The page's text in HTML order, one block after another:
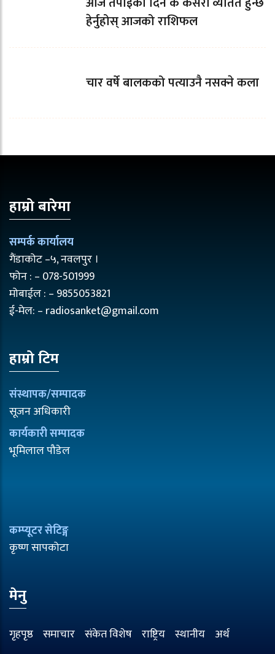
हेर्नुहोस् आजको राशिफल
चार वर्षे बालकको पत्याउनै नसक्ने कला
हाम्रो बारेमा
सम्पर्क कार्यालय
गैंडाकोट –५, नवलपुर ।
फोन : – 078-501999
मोबाईल : – 9855053821
ई-मेल: – radiosanket@gmail.com
हाम्रो टिम
संस्थापक/सम्पादक
सूजन अधिकारी
कार्यकारी सम्पादक
भूमिलाल पौडेल
कम्प्यूटर सेटिङ्ग
कृष्ण सापकोटा
मेनु
गृहपृष्ठ समाचार संकेत विशेष राष्ट्रिय स्थानीय अर्थ